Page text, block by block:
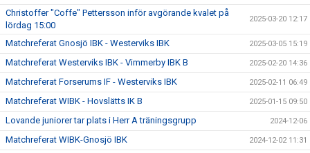
Christoffer "Coffe" Pettersson inför avgörande kvalet på
lördag 15:00
2025-03-20 12:17
Matchreferat Gnosjö IBK - Westerviks IBK 2025-03-05 15:19
Matchreferat Westerviks IBK - Vimmerby IBK B 2025-02-20 14:36
Matchreferat Forserums IF - Westerviks IBK 2025-02-11 06:49
Matchreferat WIBK - Hovslätts IK B 2025-01-15 09:50
Lovande juniorer tar plats i Herr A träningsgrupp 2024-12-06
Matchreferat WIBK-Gnosjö IBK 2024-12-02 11:31